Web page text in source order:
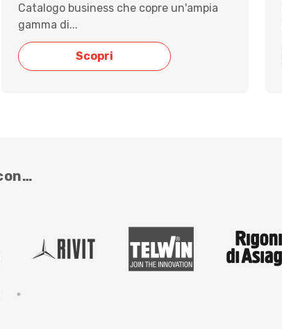
Catalogo business che copre un'ampia
gamma di...
Scopri